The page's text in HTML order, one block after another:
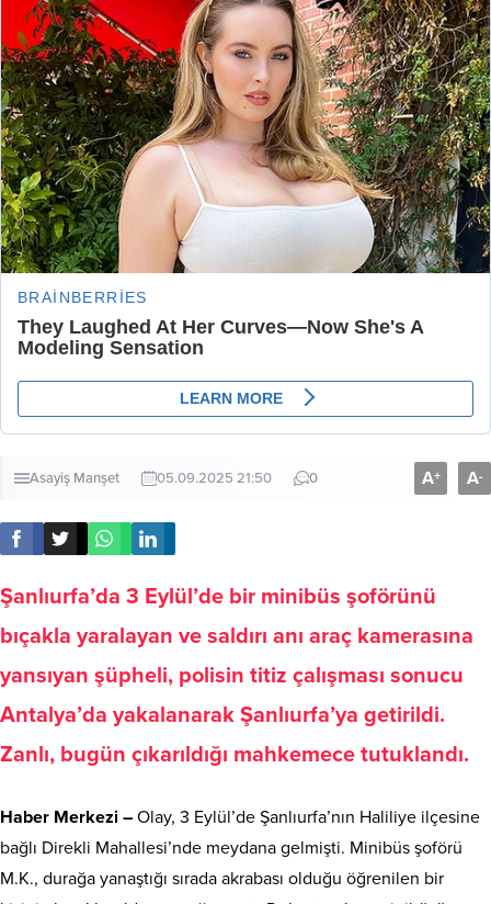
Asayiş Manşet 05.09.2025 21:50 0 A+ A-
Şanlıurfa’da 3 Eylül’de bir minibüs şoförünü
bıçakla yaralayan ve saldırı anı araç kamerasına
yansıyan şüpheli, polisin titiz çalışması sonucu
Antalya’da yakalanarak Şanlıurfa’ya getirildi.
Zanlı, bugün çıkarıldığı mahkemece tutuklandı.
Haber Merkezi – Olay, 3 Eylül’de Şanlıurfa’nın Haliliye ilçesine
bağlı Direkli Mahallesi’nde meydana gelmişti. Minibüs şoförü
M.K., durağa yanaştığı sırada akrabası olduğu öğrenilen bir